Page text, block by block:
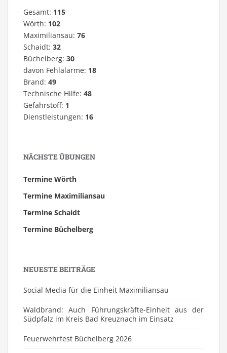
Gesamt: 115
Wörth: 102
Maximiliansau: 76
Schaidt: 32
Büchelberg: 30
davon Fehlalarme: 18
Brand: 49
Technische Hilfe: 48
Gefahrstoff: 1
Dienstleistungen: 16
NÄCHSTE ÜBUNGEN
Termine Wörth
Termine Maximiliansau
Termine Schaidt
Termine Büchelberg
NEUESTE BEITRÄGE
Social Media für die Einheit Maximiliansau
Waldbrand: Auch Führungskräfte-Einheit aus der
Südpfalz im Kreis Bad Kreuznach im Einsatz
Feuerwehrfest Büchelberg 2026